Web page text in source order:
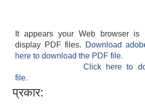
It appears your Web browser is
display PDF files.
Download
here to download the PDF file.
Click here to
file.
प्रकार: